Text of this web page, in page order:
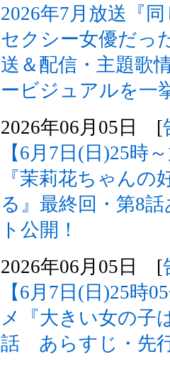
2026年7月放送『
セクシー女優だっ
送＆配信・主題歌
ービジュアルを一
2026年06月05日 [
【6月7日(日)25時
『茉莉花ちゃん
る』最終回・第8
ト公開！
2026年06月05日 [
【6月7日(日)25時
メ『大きい女の子
話 あらすじ・先